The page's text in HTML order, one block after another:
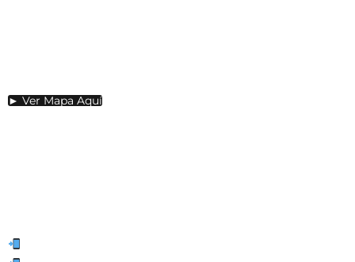
► Ver Mapa Aquí